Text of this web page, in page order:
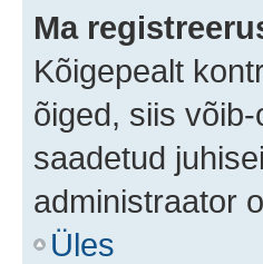
Ma
Kõigepealt
õiged, siis
saadetud
administraator
Üles